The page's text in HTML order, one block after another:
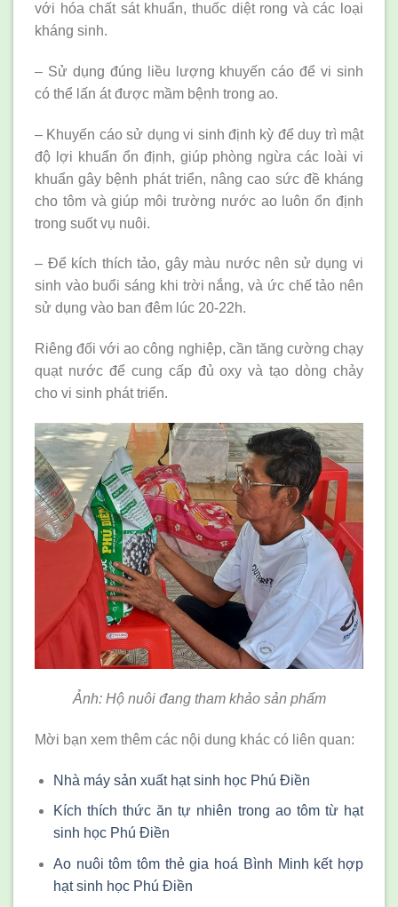
với hóa chất sát khuẩn, thuốc diệt rong và các loại
kháng sinh.
– Sử dụng đúng liều lượng khuyến cáo để vi sinh
có thể lấn át được mầm bệnh trong ao.
– Khuyến cáo sử dụng vi sinh định kỳ để duy trì mật
độ lợi khuẩn ổn định, giúp phòng ngừa các loài vi
khuẩn gây bệnh phát triển, nâng cao sức đề kháng
cho tôm và giúp môi trường nước ao luôn ổn định
trong suốt vụ nuôi.
– Để kích thích tảo, gây màu nước nên sử dụng vi
sinh vào buổi sáng khi trời nắng, và ức chế tảo nên
sử dụng vào ban đêm lúc 20-22h.
Riêng đối với ao công nghiệp, cần tăng cường chạy
quạt nước để cung cấp đủ oxy và tạo dòng chảy
cho vi sinh phát triển.
Ảnh: Hộ nuôi đang tham khảo sản phẩm
Mời bạn xem thêm các nội dung khác có liên quan:
Nhà máy sản xuất hạt sinh học Phú Điền
Kích thích thức ăn tự nhiên trong ao tôm từ hạt
sinh học Phú Điền
Ao nuôi tôm tôm thẻ gia hoá Bình Minh kết hợp
hạt sinh học Phú Điền